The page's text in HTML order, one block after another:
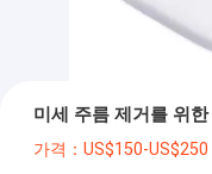
미세 주름 제거를 위
가격：US$150-US$250